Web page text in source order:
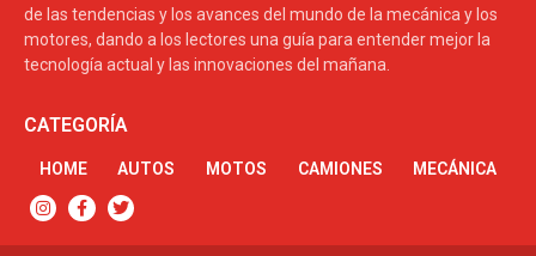
de las tendencias y los avances del mundo de la mecánica y los
motores, dando a los lectores una guía para entender mejor la
tecnología actual y las innovaciones del mañana.
CATEGORÍA
HOME AUTOS MOTOS CAMIONES MECÁNICA